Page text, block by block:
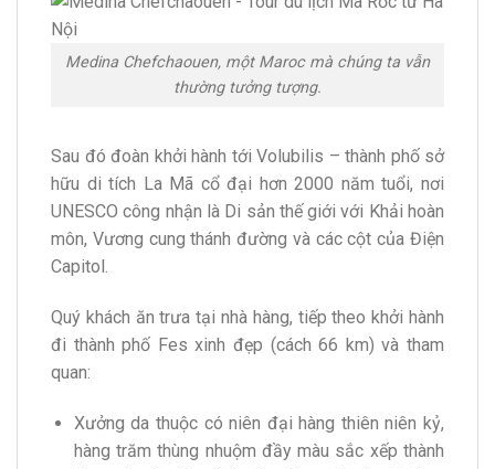
Medina Chefchaouen, một Maroc mà chúng ta vẫn
thường tưởng tượng.
Sau đó đoàn khởi hành tới Volubilis – thành phố sở
hữu di tích La Mã cổ đại hơn 2000 năm tuổi, nơi
UNESCO công nhận là Di sản thế giới với Khải hoàn
môn, Vương cung thánh đường và các cột của Điện
Capitol.
Quý khách ăn trưa tại nhà hàng, tiếp theo khởi hành
đi thành phố Fes xinh đẹp (cách 66 km) và tham
quan:
Xưởng da thuộc có niên đại hàng thiên niên kỷ,
hàng trăm thùng nhuộm đầy màu sắc xếp thành